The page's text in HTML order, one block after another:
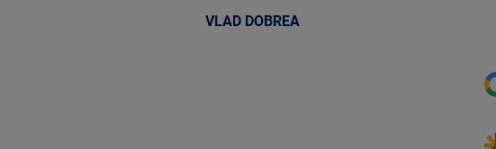
VLAD DOBREA